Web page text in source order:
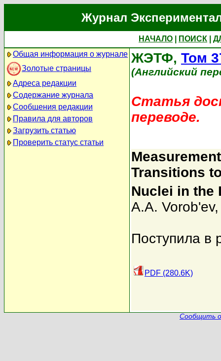
Журнал
НАЧАЛО ПОИСК
Общая информация о журнале
Золотые страницы
Адреса редакции
Содержание журнала
Сообщения редакции
Правила для авторов
Загрузить статью
Проверить статус статьи
ЖЭТФ, Том
(Английский
Статья
переводе.
Transitions
Nuclei in the
A.A. Vorob'ev,
Поступила в
PDF (280.6K)
Сообщить о